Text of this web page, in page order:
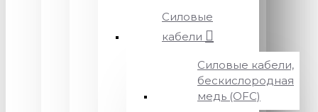
Силовые
кабели
Силовые кабели,
бескислородная
медь (OFC)